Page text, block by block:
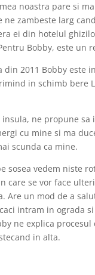
noastra pare si
ne zambeste larg
ei din hotelul
Bobby, este un
din 2011 Bobby este
in schimb bere
ne propune
cu mine si ma
scunda ca mine.
sosea vedem niste
care se vor face
Are un mod de a
intram in ograda
ne explica
in alta.